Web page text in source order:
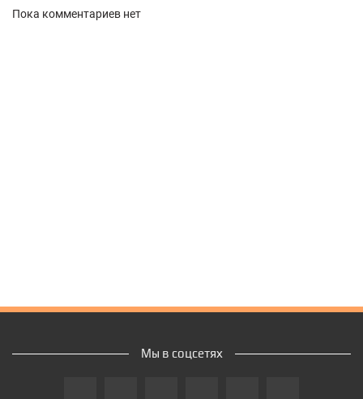
Пока комментариев нет
Мы в соцсетях